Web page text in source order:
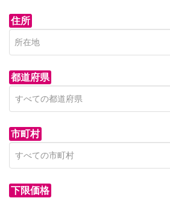
住所
都道府県
市町村
下限価格